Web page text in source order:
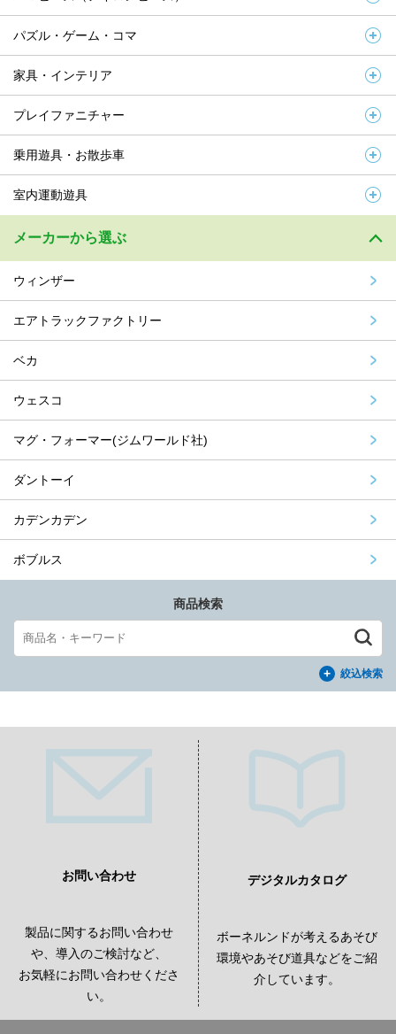
パズル・ゲーム・コマ
家具・インテリア
プレイファニチャー
乗用遊具・お散歩車
室内運動遊具
メーカーから選ぶ
ウィンザー
エアトラックファクトリー
ベカ
ウェスコ
マグ・フォーマー(ジムワールド社)
ダントーイ
カデンカデン
ボブルス
商品検索
絞込検索
お問い合わせ
製品に関するお問い合わせ
や、導入のご検討など、
お気軽にお問い合わせくださ
い。
デジタルカタログ
ボーネルンドが考えるあそび
環境やあそび道具などをご紹
介しています。